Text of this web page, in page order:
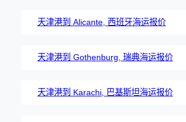
天津港到 Alicante, 西班牙海运报价
天津港到 Gothenburg, 瑞典海运报价
天津港到 Karachi, 巴基斯坦海运报价